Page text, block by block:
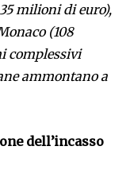
milioni di euro),
(108
complessivi
ammontano a
dell’incasso